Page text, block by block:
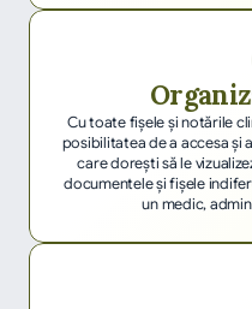
Cu toate fişele şi notările
posibilitatea de a accesa şi
care dorești să le
documentele şi fişele
un medic,